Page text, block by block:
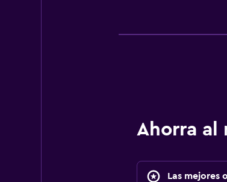
Ahorra al
Las mejores